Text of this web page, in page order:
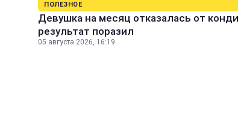
ПОЛЕЗНОЕ
Девушка на месяц отказалась от
результат поразил
05 августа 2026, 16:19